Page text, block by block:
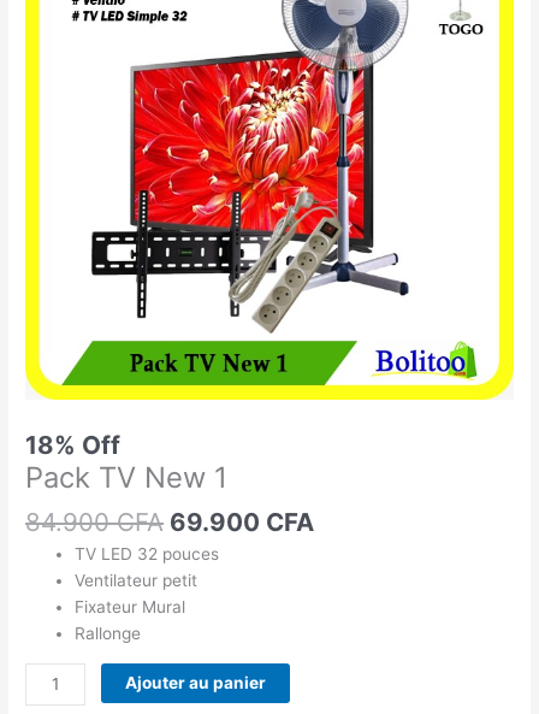
18% Off
Pack TV New 1
84.900CFA
84.900 CFA.
69.900 CFA
69.900 CFA.
TV LED 32 pouces
Ventilateur petit
Fixateur Mural
Rallonge
Ajouter au panier